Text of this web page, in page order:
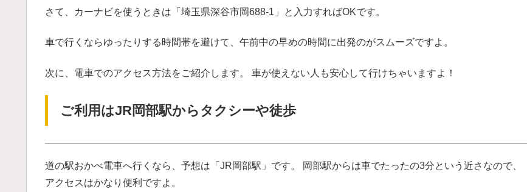
さて、カーナビを使うときは「埼玉県深谷市岡688-1」と入力すればOKです。
車で行くならゆったりする時間帯を避けて、午前中の早めの時間に出発のがスムーズですよ。
次に、電車でのアクセス方法をご紹介します。 車が使えない人も安心して行けちゃいますよ！
ご利用はJR岡部駅からタクシーや徒歩
道の駅おかべ電車へ行くなら、予想は「JR岡部駅」です。 岡部駅からは車でたったの3分という近さなので、
アクセスはかなり便利ですよ。